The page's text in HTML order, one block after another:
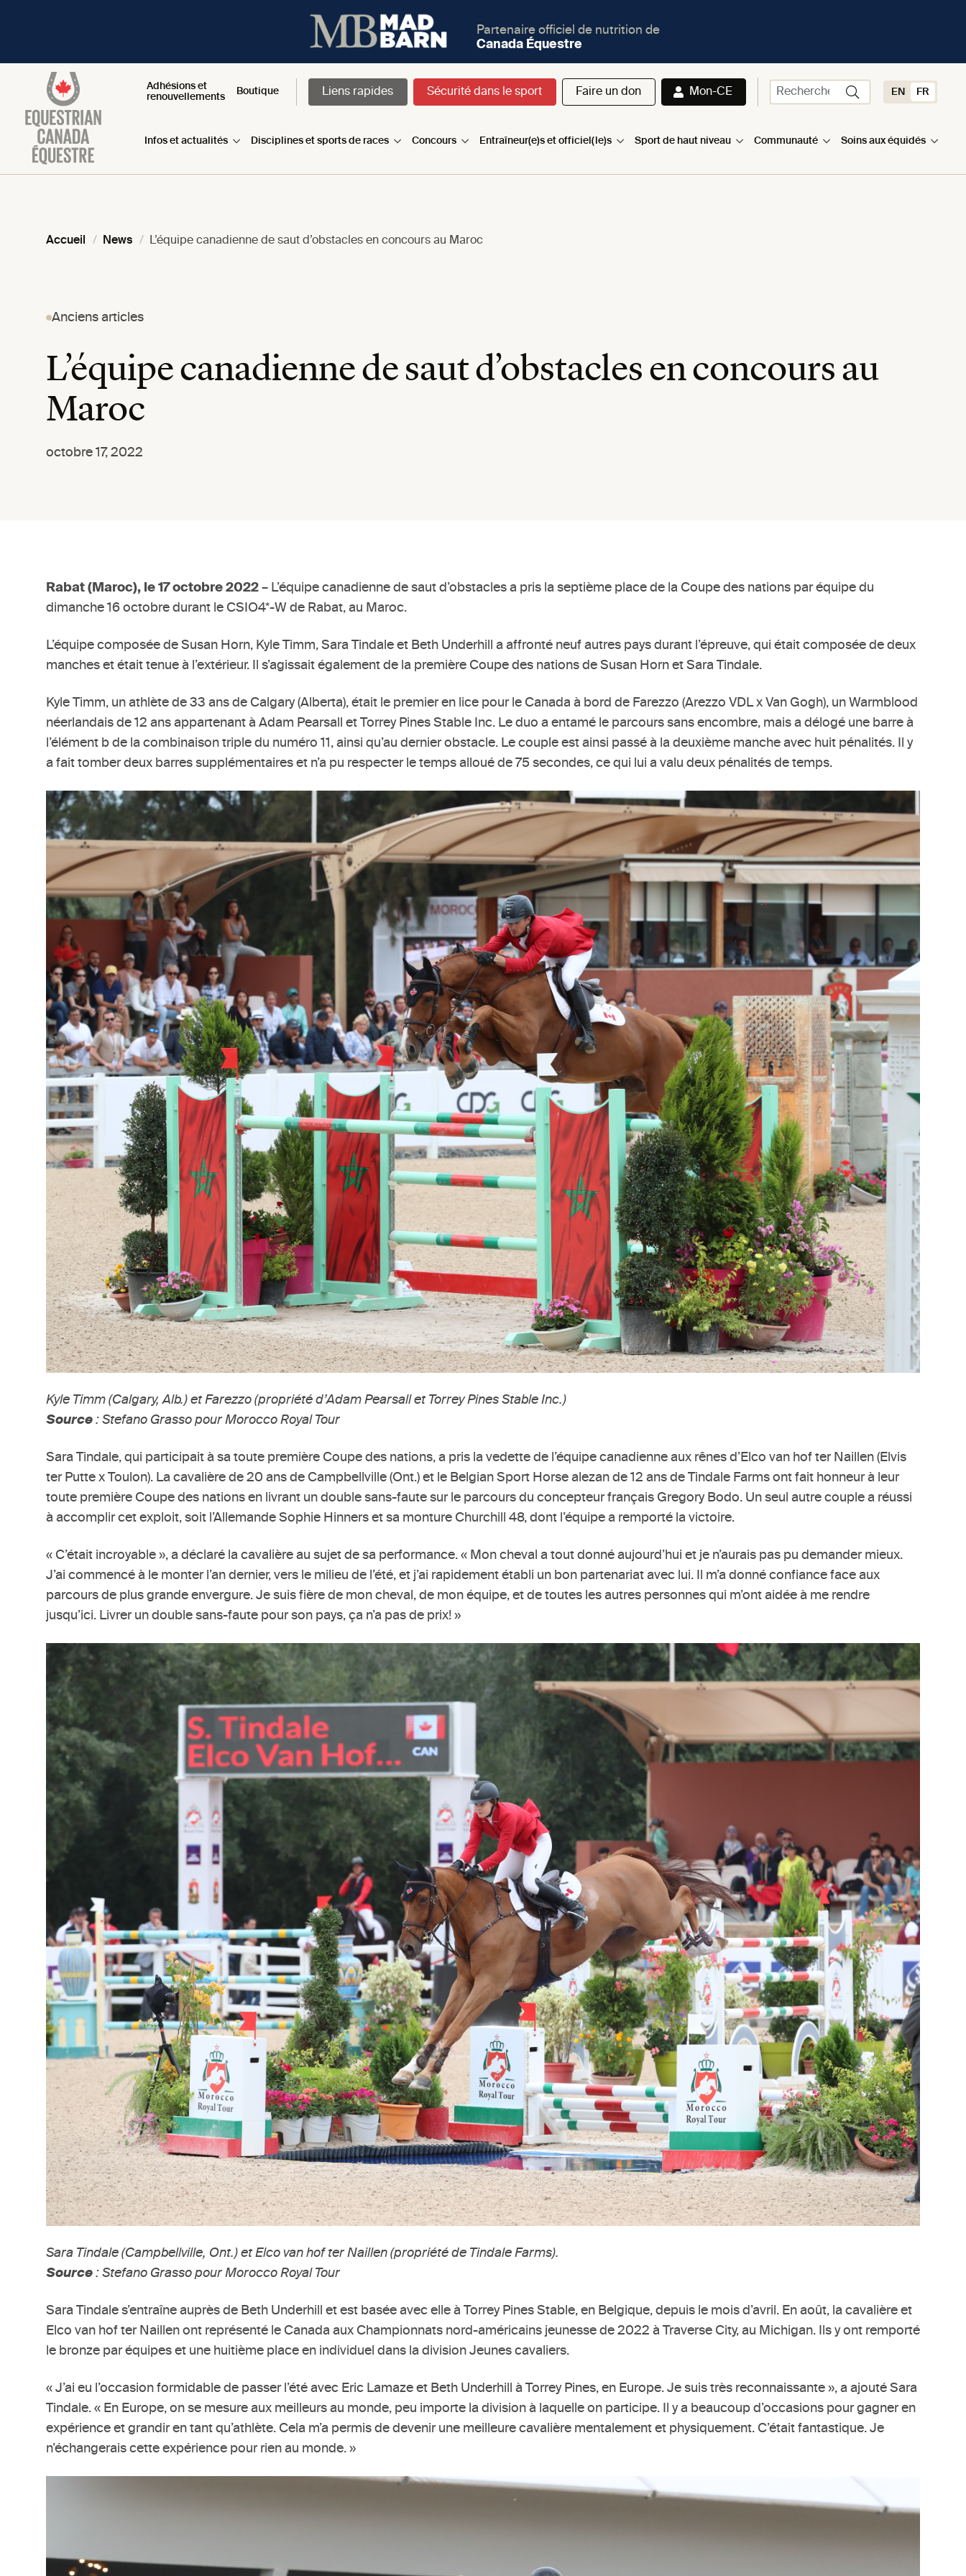
Partenaire officiel de nutrition de
Canada Équestre
Adhésions et
renouvellements
Boutique Liens rapides Sécurité dans le sport Faire un don Mon-CE EN FR
Infos et actualités Disciplines et sports de races Concours Entraîneur(e)s et officiel(le)s Sport de haut niveau Communauté Soins aux équidés
Accueil News L’équipe canadienne de saut d’obstacles en concours au Maroc
Anciens articles
L’équipe canadienne de saut d’obstacles en concours au
Maroc
octobre 17, 2022
Rabat (Maroc), le 17 octobre 2022 – L’équipe canadienne de saut d’obstacles a pris la septième place de la Coupe des nations par équipe du
dimanche 16 octobre durant le CSIO4*-W de Rabat, au Maroc.
L’équipe composée de Susan Horn, Kyle Timm, Sara Tindale et Beth Underhill a affronté neuf autres pays durant l’épreuve, qui était composée de deux
manches et était tenue à l’extérieur. Il s’agissait également de la première Coupe des nations de Susan Horn et Sara Tindale.
Kyle Timm, un athlète de 33 ans de Calgary (Alberta), était le premier en lice pour le Canada à bord de Farezzo (Arezzo VDL x Van Gogh), un Warmblood
néerlandais de 12 ans appartenant à Adam Pearsall et Torrey Pines Stable Inc. Le duo a entamé le parcours sans encombre, mais a délogé une barre à
l’élément b de la combinaison triple du numéro 11, ainsi qu’au dernier obstacle. Le couple est ainsi passé à la deuxième manche avec huit pénalités. Il y
a fait tomber deux barres supplémentaires et n’a pu respecter le temps alloué de 75 secondes, ce qui lui a valu deux pénalités de temps.
Kyle Timm (Calgary, Alb.) et Farezzo (propriété d’Adam Pearsall et Torrey Pines Stable Inc.)
Source : Stefano Grasso pour Morocco Royal Tour
Sara Tindale, qui participait à sa toute première Coupe des nations, a pris la vedette de l’équipe canadienne aux rênes d’Elco van hof ter Naillen (Elvis
ter Putte x Toulon). La cavalière de 20 ans de Campbellville (Ont.) et le Belgian Sport Horse alezan de 12 ans de Tindale Farms ont fait honneur à leur
toute première Coupe des nations en livrant un double sans-faute sur le parcours du concepteur français Gregory Bodo. Un seul autre couple a réussi
à accomplir cet exploit, soit l’Allemande Sophie Hinners et sa monture Churchill 48, dont l’équipe a remporté la victoire.
« C’était incroyable », a déclaré la cavalière au sujet de sa performance. « Mon cheval a tout donné aujourd’hui et je n’aurais pas pu demander mieux.
J’ai commencé à le monter l’an dernier, vers le milieu de l’été, et j’ai rapidement établi un bon partenariat avec lui. Il m’a donné confiance face aux
parcours de plus grande envergure. Je suis fière de mon cheval, de mon équipe, et de toutes les autres personnes qui m’ont aidée à me rendre
jusqu’ici. Livrer un double sans-faute pour son pays, ça n’a pas de prix! »
Sara Tindale (Campbellville, Ont.) et Elco van hof ter Naillen (propriété de Tindale Farms).
Source : Stefano Grasso pour Morocco Royal Tour
Sara Tindale s’entraîne auprès de Beth Underhill et est basée avec elle à Torrey Pines Stable, en Belgique, depuis le mois d’avril. En août, la cavalière et
Elco van hof ter Naillen ont représenté le Canada aux Championnats nord-américains jeunesse de 2022 à Traverse City, au Michigan. Ils y ont remporté
le bronze par équipes et une huitième place en individuel dans la division Jeunes cavaliers.
« J’ai eu l’occasion formidable de passer l’été avec Eric Lamaze et Beth Underhill à Torrey Pines, en Europe. Je suis très reconnaissante », a ajouté Sara
Tindale. « En Europe, on se mesure aux meilleurs au monde, peu importe la division à laquelle on participe. Il y a beaucoup d’occasions pour gagner en
expérience et grandir en tant qu’athlète. Cela m’a permis de devenir une meilleure cavalière mentalement et physiquement. C’était fantastique. Je
n’échangerais cette expérience pour rien au monde. »